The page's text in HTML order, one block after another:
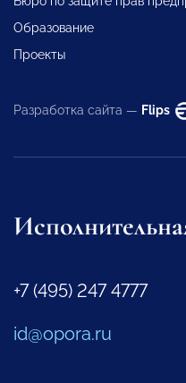
Образование
Проекты
Разработка сайта — Flips
+7 (495) 247 4777
id@opora.ru